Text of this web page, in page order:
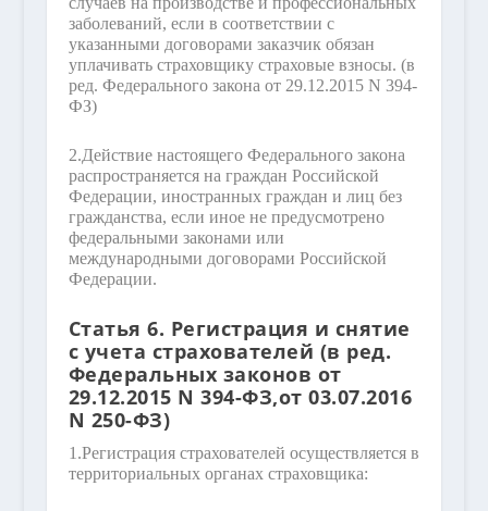
заболеваний, если в соответствии с
указанными договорами заказчик обязан
уплачивать страховщику страховые взносы. (в
ред. Федерального закона от 29.12.2015 N 394-
ФЗ)
2.Действие настоящего Федерального закона
распространяется на граждан Российской
Федерации, иностранных граждан и лиц без
гражданства, если иное не предусмотрено
федеральными законами или
международными договорами Российской
Федерации.
Статья 6. Регистрация и снятие
с учета страхователей (в ред.
Федеральных законов от
29.12.2015 N 394-ФЗ,от 03.07.2016
N 250-ФЗ)
1.Регистрация страхователей осуществляется в
территориальных органах страховщика: